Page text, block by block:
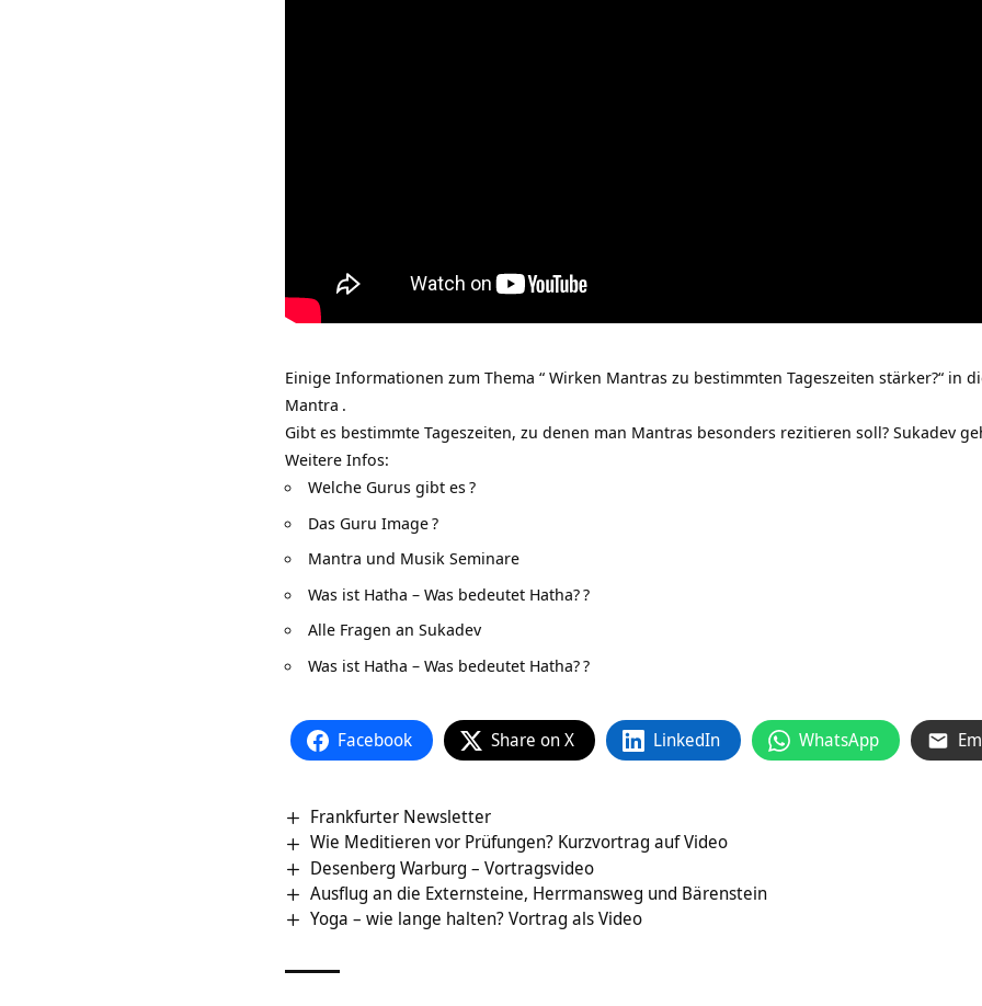
Einige Informationen zum Thema “ Wirken Mantras zu bestimmten Tageszeiten stärker?“ in
Mantra .
Gibt es bestimmte Tageszeiten, zu denen man Mantras besonders rezitieren soll? Sukadev
Weitere Infos:
Welche Gurus gibt es?
Das Guru Image?
Mantra und Musik Seminare
Was ist Hatha – Was bedeutet Hatha??
Alle Fragen an Sukadev
Was ist Hatha – Was bedeutet Hatha??
Facebook Share on X LinkedIn WhatsApp
Frankfurter Newsletter
Wie Meditieren vor Prüfungen? Kurzvortrag auf Video
Desenberg Warburg‏‎ – Vortragsvideo
Ausflug an die Externsteine, Herrmansweg und Bärenstein
Yoga – wie lange halten? Vortrag als Video